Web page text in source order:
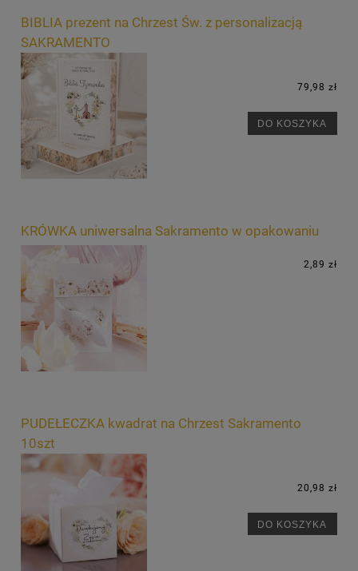
BIBLIA prezent na Chrzest Św. z personalizacją
SAKRAMENTO
79,98 zł
DO KOSZYKA
KRÓWKA uniwersalna Sakramento w opakowaniu
2,89 zł
PUDEŁECZKA kwadrat na Chrzest Sakramento
10szt
20,98 zł
DO KOSZYKA